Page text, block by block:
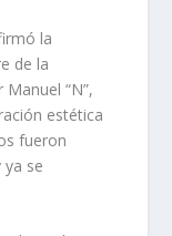
la
de la
“N”,
estética
fueron
se